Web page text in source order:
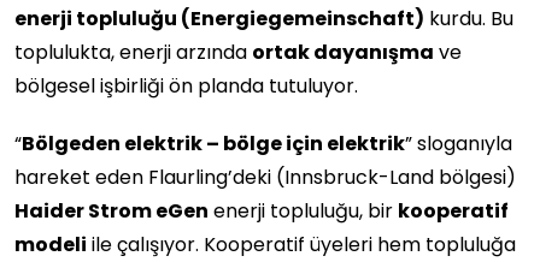
enerji topluluğu (Energiegemeinschaft) kurdu. Bu
toplulukta, enerji arzında ortak dayanışma ve
bölgesel işbirliği ön planda tutuluyor.
“Bölgeden elektrik – bölge için elektrik” sloganıyla
hareket eden Flaurling’deki (Innsbruck-Land bölgesi)
Haider Strom eGen enerji topluluğu, bir kooperatif
modeli ile çalışıyor. Kooperatif üyeleri hem topluluğa